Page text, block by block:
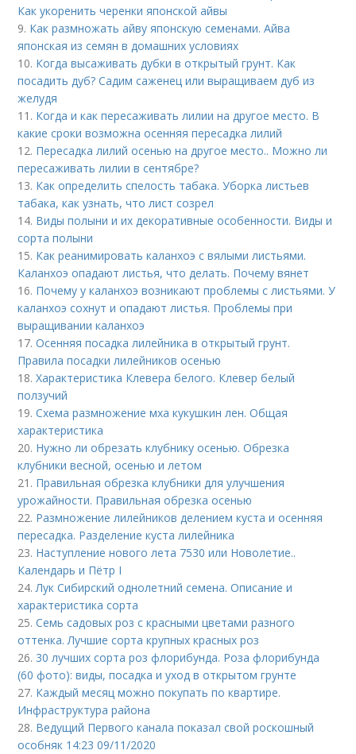
Как укоренить черенки японской айвы
9. Как размножать айву японскую семенами. Айва
японская из семян в домашних условиях
10. Когда высаживать дубки в открытый грунт. Как
посадить дуб? Садим саженец или выращиваем дуб из
желудя
11. Когда и как пересаживать лилии на другое место. В
какие сроки возможна осенняя пересадка лилий
12. Пересадка лилий осенью на другое место.. Можно ли
пересаживать лилии в сентябре?
13. Как определить спелость табака. Уборка листьев
табака, как узнать, что лист созрел
14. Виды полыни и их декоративные особенности. Виды и
сорта полыни
15. Как реанимировать каланхоэ с вялыми листьями.
Каланхоэ опадают листья, что делать. Почему вянет
16. Почему у каланхоэ возникают проблемы с листьями. У
каланхоэ сохнут и опадают листья. Проблемы при
выращивании каланхоэ
17.Осенняя посадка лилейника в открытый грунт.
Правила посадки лилейников осенью
18.Характеристика Клевера белого. Клевер белый
ползучий
19.Схема размножение мха кукушкин лен. Общая
характеристика
20. Нужно ли обрезать клубнику осенью. Обрезка
клубники весной, осенью и летом
21. Правильная обрезка клубники для улучшения
урожайности. Правильная обрезка осенью
22. Размножение лилейников делением куста и осенняя
пересадка. Разделение куста лилейника
23. Наступление нового лета 7530 или Новолетие..
Календарь и Пётр I
24.Лук Сибирский однолетний семена. Описание и
характеристика сорта
25.Семь садовых роз с красными цветами разного
оттенка. Лучшие сорта крупных красных роз
26. 30 лучших сорта роз флорибунда. Роза флорибунда
(60 фото): виды, посадка и уход в открытом грунте
27. Каждый месяц можно покупать по квартире.
Инфраструктура района
28. Ведущий Первого канала показал свой роскошный
особняк 14:23 09/11/2020